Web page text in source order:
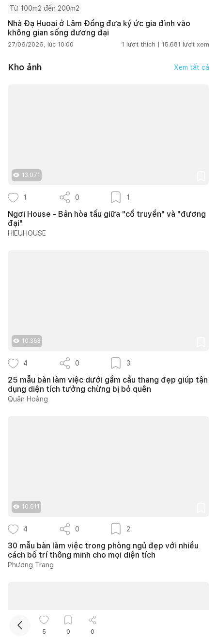
Từ 100m2 đến 200m2
Nhà Đạ Huoai ở Lâm Đồng đưa ký ức gia đình vào
không gian sống đương đại
27/06/2026, lúc 10:00 1 lượt thích | 15.681 lượt xem
Kho ảnh Xem tất cả
13.071
1 0 1
Ngơi House - Bản hòa tấu giữa "cổ truyền" và "đương
đại"
HIEUHOUSE
10.363
4 0 3
25 mẫu bàn làm việc dưới gầm cầu thang đẹp giúp tận
dụng diện tích tưởng chừng bị bỏ quên
Quân Hoàng
10.611
4 0 2
30 mẫu bàn làm việc trong phòng ngủ đẹp với nhiều
cách bố trí thông minh cho mọi diện tích
Phương Trang
5 0 0
Kết nối thiết kế, thi công
Mua sắm hoàn thiện nhà